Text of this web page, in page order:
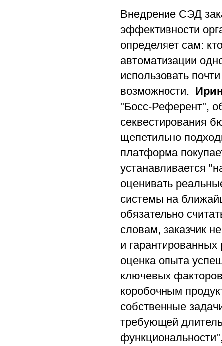
Внедрение СЭД
эффективности
определяет сам:
автоматизации
использовать
возможности.
"Босс-Референт",
секвестирования
щепетильно
платформа
устанавливается
оценивать
системы на
обязательно
словам, заказчик
и гарантированных
оценка опыта
ключевых
коробочным
собственные
требующей